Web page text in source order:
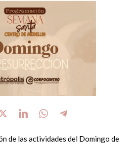
de las actividades del Domingo de